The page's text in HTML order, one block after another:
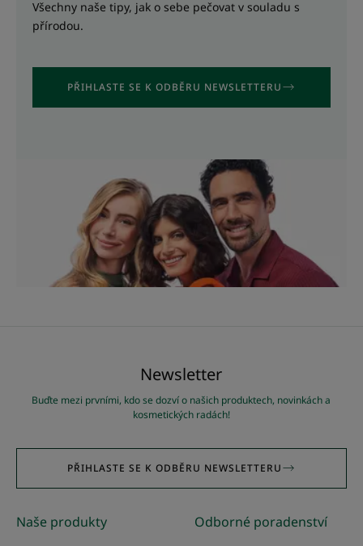
Všechny naše tipy, jak o sebe pečovat v souladu s
přírodou.
PŘIHLASTE SE K ODBĚRU NEWSLETTERU
Newsletter
Buďte mezi prvními, kdo se dozví o našich produktech, novinkách a
kosmetických radách!
PŘIHLASTE SE K ODBĚRU NEWSLETTERU
Naše produkty
Odborné poradenství